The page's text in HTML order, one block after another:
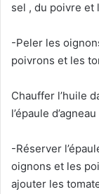
sel , du poivre et
-Peler les
poivrons et les
Chauffer l’huile
l’épaule
-Réserver
oignons et les
ajouter les